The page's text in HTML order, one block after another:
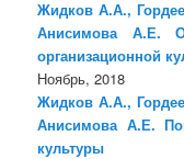
Жидков А.А.,
Анисимова А.Е.
организационной
Ноябрь, 2018
Жидков А.А.,
Анисимова А.Е.
культуры